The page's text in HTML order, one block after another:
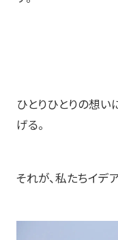
ひとりひとりの想
げる。
それが、私たちイデ